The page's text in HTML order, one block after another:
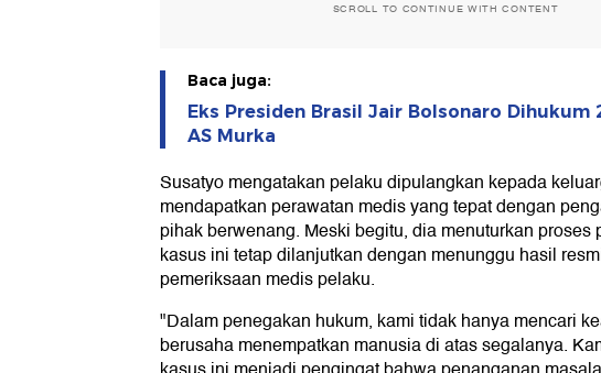
SCROLL TO CONTINUE WITH CONTENT
Baca juga:
Eks Presiden Brasil Jair Bolsonaro Dihukum
AS Murka
Susatyo mengatakan pelaku dipulangkan kepada
mendapatkan perawatan medis yang tepat dengan
pihak berwenang. Meski begitu, dia menuturkan proses
kasus ini tetap dilanjutkan dengan menunggu hasil
pemeriksaan medis pelaku.
"Dalam penegakan hukum, kami tidak hanya mencari
berusaha menempatkan manusia di atas segalanya.